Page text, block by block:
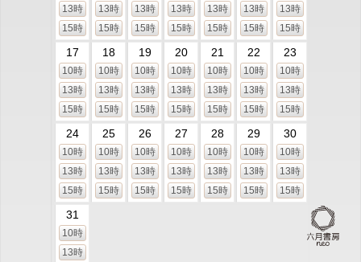
13時
15時
13時
15時
13時
15時
13時
15時
13時
15時
13時
15時
13時
15時
17
10時
13時
15時
18
10時
13時
15時
19
10時
13時
15時
20
10時
13時
15時
21
10時
13時
15時
22
10時
13時
15時
23
10時
13時
15時
24
10時
13時
15時
25
10時
13時
15時
26
10時
13時
15時
27
10時
13時
15時
28
10時
13時
15時
29
10時
13時
15時
30
10時
13時
15時
31
10時
13時